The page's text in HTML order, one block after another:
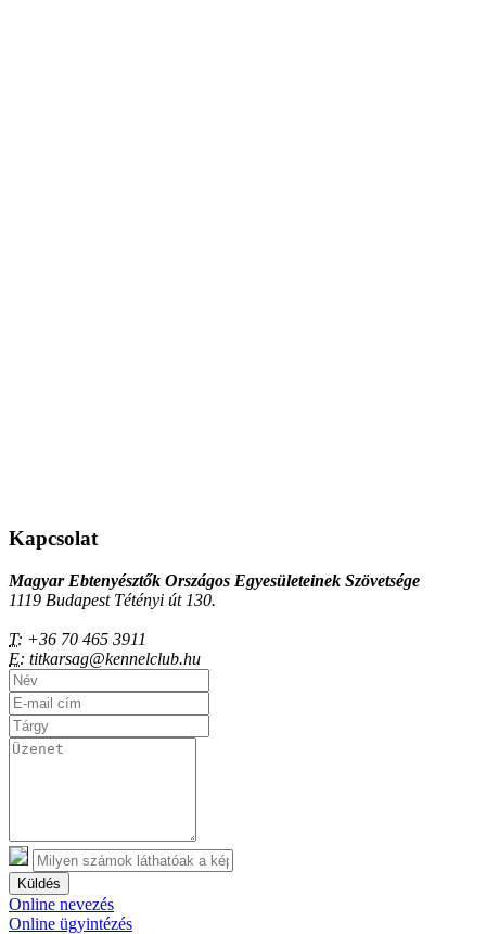
Kapcsolat
Magyar Ebtenyésztők Országos Egyesületeinek Szövetsége
1119 Budapest Tétényi út 130.
T: +36 70 465 3911
E: titkarsag@kennelclub.hu
Küldés
Online nevezés
Online ügyintézés